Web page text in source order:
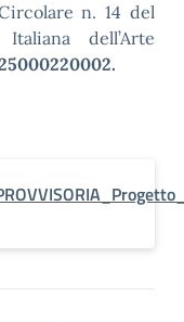
n. 14 del
dell’Arte